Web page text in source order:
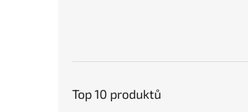
Top 10 produktů